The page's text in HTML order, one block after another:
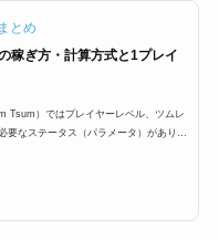
とめ
稼ぎ方・計算方式と1プレイ
Tsum）ではプレイヤーレベル、ツムレ
要なステータス（パラメータ）がありま